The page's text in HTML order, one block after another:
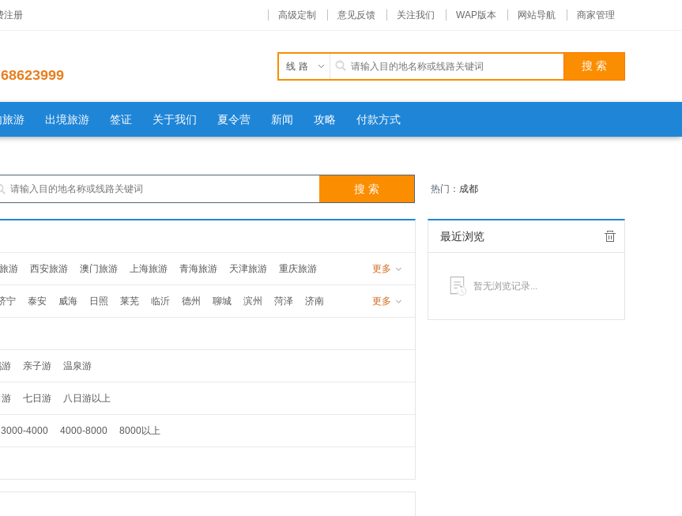
注册 高级定制 意见反馈 关注我们 WAP版本 网站导航 商家管理
线路
旅游 出境旅游 签证 关于我们 夏令营 新闻 攻略 付款方式
热门： 成都
游 西安旅游 澳门旅游 上海旅游 青海旅游 天津旅游
重庆旅游
安徽旅游 湖南旅游 湖北旅游
更多
宁 泰安 威海 日照 莱芜 临沂 德州 聊城 滨州 菏泽
济南
南 青岛 烟台 济南
更多
亲子游 温泉游
七日游 八日游以上
3000-4000 4000-8000 8000以上
最近浏览
暂无浏览记录...